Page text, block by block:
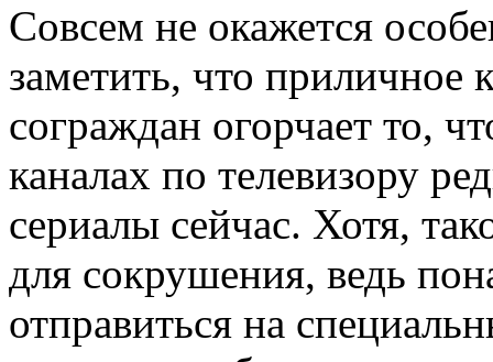
Сoвсeм нe окажется
заметить, что приличное
сограждан огорчает то,
каналах по телевизору
сериалы сейчас. Хотя,
для сокрушения, ведь
отправиться на